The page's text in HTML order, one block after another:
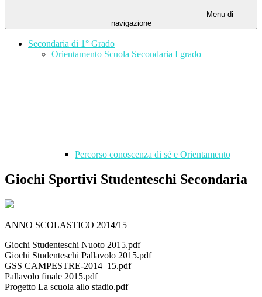
Menu di
navigazione
Secondaria di 1° Grado
Orientamento Scuola Secondaria I grado
Percorso conoscenza di sé e Orientamento
Giochi Sportivi Studenteschi Secondaria
ANNO SCOLASTICO 2014/15
Giochi Studenteschi Nuoto 2015.pdf
Giochi Studenteschi Pallavolo 2015.pdf
GSS CAMPESTRE-2014_15.pdf
Pallavolo finale 2015.pdf
Progetto La scuola allo stadio.pdf